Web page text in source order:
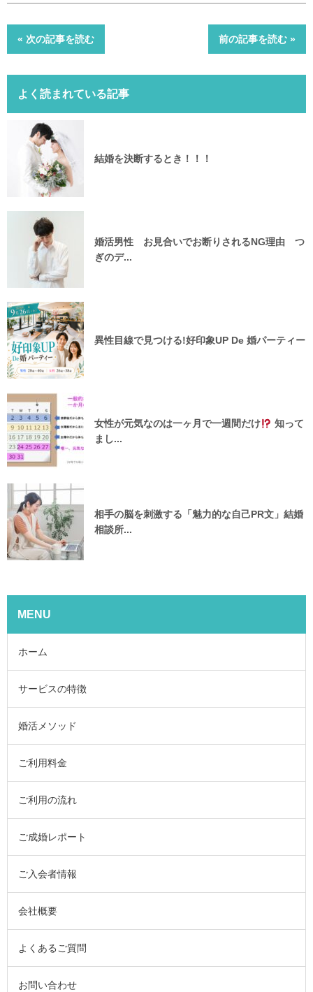
« 次の記事を読む 前の記事を読む »
よく読まれている記事
結婚を決断するとき！！！
婚活男性 お見合いでお断りされるNG理由 つ
ぎのデ...
異性目線で見つける!好印象UP De 婚パーティー
女性が元気なのは一ヶ月で一週間だけ
知って
まし...
相手の脳を刺激する「魅力的な自己PR文」結婚
相談所...
MENU
ホーム
サービスの特徴
婚活メソッド
ご利用料金
ご利用の流れ
ご成婚レポート
ご入会者情報
会社概要
よくあるご質問
お問い合わせ